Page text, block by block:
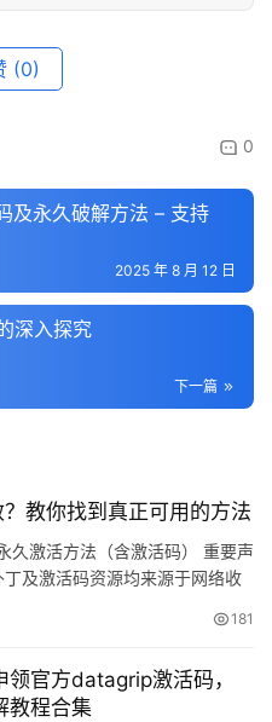
(0)
0
及永久破解方法 – 支持
2025 年 8 月 12 日
深入探究
下一篇
教你找到真正可用的方法
久激活方法（含激活码） 重要声
及激活码资源均来源于网络收
况下，强烈建议购买官方正版
181
领官方datagrip激活码，
教程合集